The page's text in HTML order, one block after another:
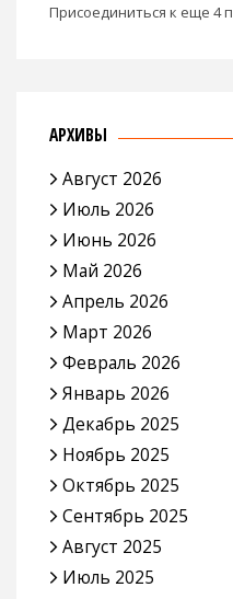
Присоединиться к еще 4
АРХИВЫ
Август 2026
Июль 2026
Июнь 2026
Май 2026
Апрель 2026
Март 2026
Февраль 2026
Январь 2026
Декабрь 2025
Ноябрь 2025
Октябрь 2025
Сентябрь 2025
Август 2025
Июль 2025